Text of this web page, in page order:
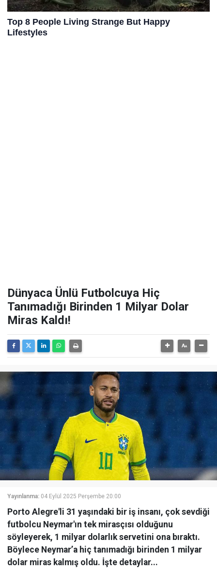
Dünyaca Ünlü Futbolcuya Hiç
Tanımadığı Birinden 1 Milyar Dolar
Miras Kaldı!
Yayınlanma: 04 Eylül 2025 Perşembe 20:00
Porto Alegre'li 31 yaşındaki bir iş insanı, çok sevdiği
futbolcu Neymar'ın tek mirasçısı olduğunu
söyleyerek, 1 milyar dolarlık servetini ona bıraktı.
Böylece Neymar’a hiç tanımadığı birinden 1 milyar
dolar miras kalmış oldu. İşte detaylar...